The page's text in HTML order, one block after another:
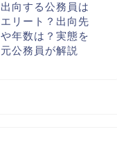
出向する公務員は
エリート？出向先
や年数は？実態を
元公務員が解説